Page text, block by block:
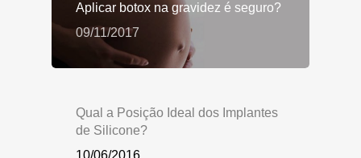
Aplicar botox na gravidez é seguro?
09/11/2017
Qual a Posição Ideal dos Implantes
de Silicone?